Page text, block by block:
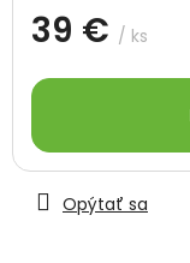
39 € / ks
cena:
Opýtať sa